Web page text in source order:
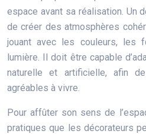
espace avant sa réalisation. Un
de créer des atmosphères
jouant avec les couleurs, les
lumière. Il doit être capable
naturelle et artificielle, afin
agréables à vivre.
Pour affûter son sens de
pratiques que les décorateurs